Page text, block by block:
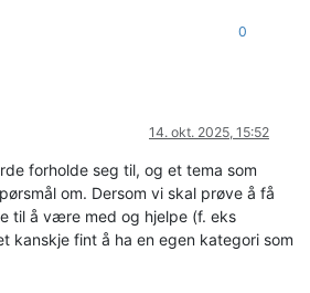
0
14. okt. 2025, 15:52
forholde seg til, og et tema som
om. Dersom vi skal prøve å få
til å være med og hjelpe (f. eks
kanskje fint å ha en egen kategori som